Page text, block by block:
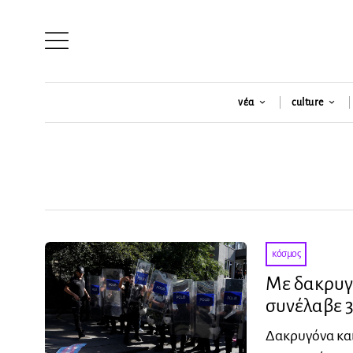
νέα culture
κόσμος
Με
συνέλαβε
Δακρυγόνα